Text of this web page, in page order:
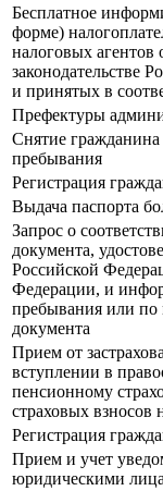
Бесплатное
форме)
налоговых агентов
законодательстве
и принятых в
Префектуры
Снятие гражданина
пребывания
Регистрация
Выдача паспорта
Запрос о
документа,
Российской
Федерации, и
пребывания или по
документа
Прием от
вступлении в
пенсионному
страховых
Регистрация
Прием и учет
юридическими